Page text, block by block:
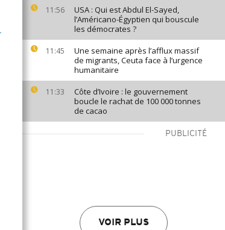
11:56
USA : Qui est Abdul El-Sayed,
l’Américano-Égyptien qui bouscule
les démocrates ?
11:45
Une semaine après l’afflux massif
de migrants, Ceuta face à l’urgence
humanitaire
11:33
Côte d’Ivoire : le gouvernement
boucle le rachat de 100 000 tonnes
de cacao
PUBLICITÉ
VOIR PLUS